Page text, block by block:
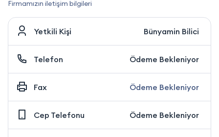
Firmamızın iletişim bilgileri
Yetkili Kişi Bünyamin Bilici
Telefon Ödeme Bekleniyor
Fax Ödeme Bekleniyor
Cep Telefonu Ödeme Bekleniyor